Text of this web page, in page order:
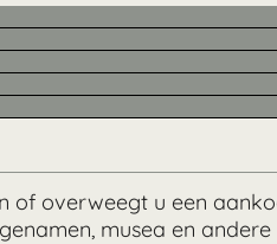
of overweegt u een
musea en